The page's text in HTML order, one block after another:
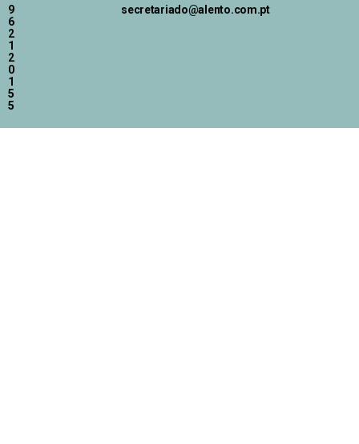
9
6
2
1
2
0
1
5
5
secretariado@alento.com.pt